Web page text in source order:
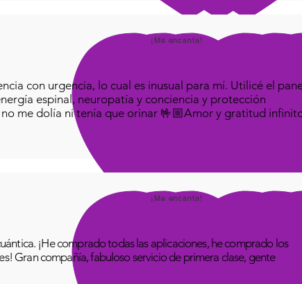
¡Me encanta!
con urgencia, lo cual es inusual para mí. Utilicé el
espinal, neuropatía y conciencia y protección
me dolía ni tenía que orinar 🤟🏼Amor y gratitud
¡Me encanta!
¡He comprado todas las aplicaciones, he comprado los
Gran compañía, fabuloso servicio de primera clase, gente